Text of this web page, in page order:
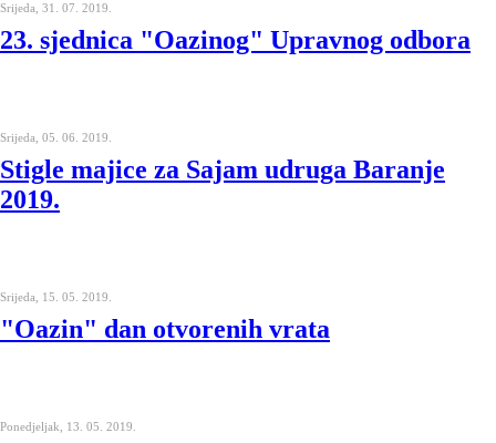
Srijeda, 31. 07. 2019.
23. sjednica "Oazinog" Upravnog odbora
Srijeda, 05. 06. 2019.
Stigle majice za Sajam udruga Baranje
2019.
Srijeda, 15. 05. 2019.
"Oazin" dan otvorenih vrata
Ponedjeljak, 13. 05. 2019.